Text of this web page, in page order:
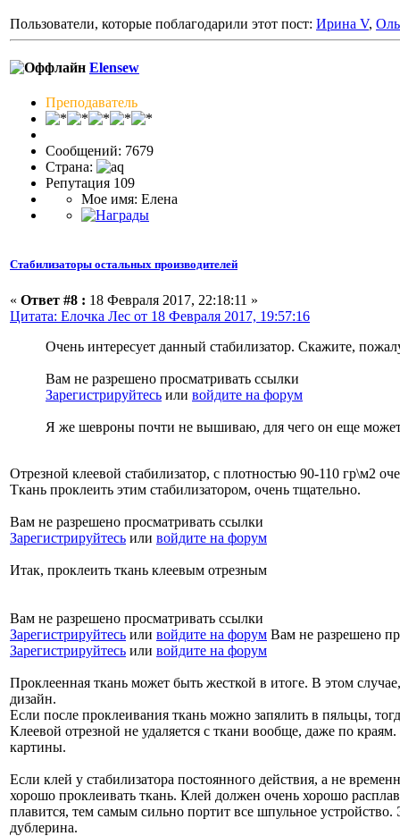
Пользователи, которые поблагодарили этот пост: Ирина V,
Elensew
Преподаватель
Сообщений: 7679
Страна:
Репутация 109
Мое имя: Елена
Стабилизаторы остальных производителей
« Ответ #8 : 18 Февраля 2017, 22:18:11 »
Цитата: Елочка Лес от 18 Февраля 2017, 19:57:16
Очень интересует данный стабилизатор. Скажите,
Вам не разрешено просматривать ссылки
Зарегистрируйтесь или войдите на форум
Я же шевроны почти не вышиваю, для чего он еще может
Отрезной клеевой стабилизатор, с плотностью 90-110 гр\м2
Ткань проклеить этим стабилизатором, очень тщательно.
Вам не разрешено просматривать ссылки
Зарегистрируйтесь или войдите на форум
Итак, проклеить ткань клеевым отрезным
Вам не разрешено просматривать ссылки
Зарегистрируйтесь или войдите на форум Вам не разрешено
Зарегистрируйтесь или войдите на форум
Проклеенная ткань может быть жесткой в итоге. В этом
дизайн.
Если после проклеивания ткань можно запялить в пяльцы,
Клеевой отрезной не удаляется с ткани вообще, даже по
картины.
Если клей у стабилизатора постоянного действия, а не
хорошо проклеивать ткань. Клей должен очень хорошо
плавится, тем самым сильно портит все шпульное
дублерина.